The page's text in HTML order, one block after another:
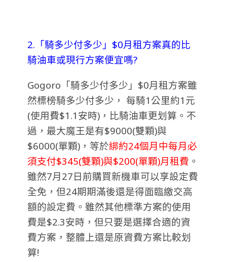
2.「騎多少付多少」$0月租方案真的比
騎油車或現行方案便宜嗎?
Gogoro「騎多少付多少」$0月租方案雖
然標榜騎多少付多少， 每騎1公里約1元
(使用費$1.1安時)，比騎油車更划算。不
過，最大魔王是有$9000(雙顆)與
$6000(單顆)，等於綁約24個月中每月必
須支付$345(雙顆)與$200(單顆)月租費 。
雖然7月27日前購買新機車可以享設定費
全免，但24期期滿後還是得面臨繳交高
額的設定費。雖然其他標準方案的使用
費是$2.3安時，但只要是選擇合適的資
費方案，整體上還是原資費方案比較划
算!